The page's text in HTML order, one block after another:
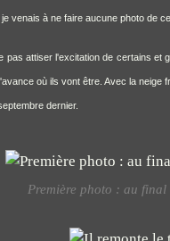
venais à ne faire aucune photo de
pas attiser l'excitation de certains
où ils vont être. Avec la
dernier.
Première photo : au final